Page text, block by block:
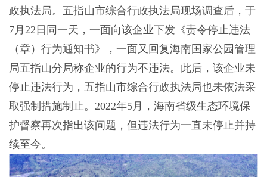
政执法局。五指山市综合行政执法局现场调查后，于
7月22日同一天，一面向该企业下发《责令停止违法
（章）行为通知书》，一面又回复海南国家公园管理
局五指山分局称企业的行为不违法。此后，该企业未
停止违法行为，五指山市综合行政执法局也未依法采
取强制措施制止。2022年5月，海南省级生态环境保
护督察再次指出该问题，但违法行为一直未停止并持
续至今。